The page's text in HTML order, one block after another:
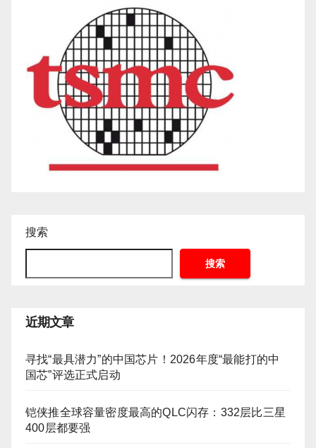
搜索
搜索
近期文章
寻找“最具潜力”的中国芯片！2026年度“最能打的中
国芯”评选正式启动
铠侠推全球容量密度最高的QLC闪存：332层比三星
400层都要强